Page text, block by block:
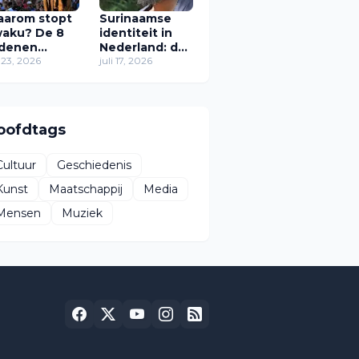
stopt
De 8
het
2026
Surinaamse
identiteit in
Nederland: de
zoektocht van
juli 17, 2026
Geschiedenis
Maatschappij
Media
Muziek